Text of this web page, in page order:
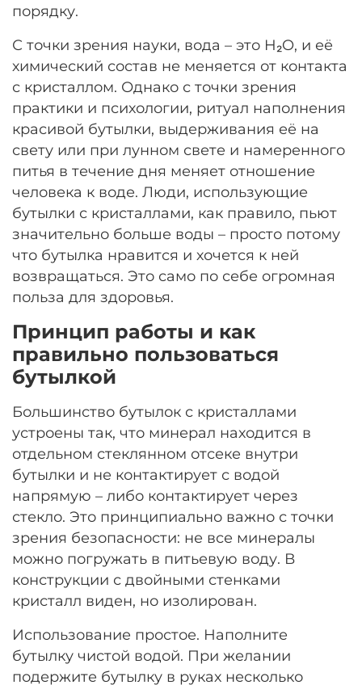
порядку.
С точки зрения науки, вода – это H₂O, и её
химический состав не меняется от контакта
с кристаллом. Однако с точки зрения
практики и психологии, ритуал наполнения
красивой бутылки, выдерживания её на
свету или при лунном свете и намеренного
питья в течение дня меняет отношение
человека к воде. Люди, использующие
бутылки с кристаллами, как правило, пьют
значительно больше воды – просто потому
что бутылка нравится и хочется к ней
возвращаться. Это само по себе огромная
польза для здоровья.
Принцип работы и как
правильно пользоваться
бутылкой
Большинство бутылок с кристаллами
устроены так, что минерал находится в
отдельном стеклянном отсеке внутри
бутылки и не контактирует с водой
напрямую – либо контактирует через
стекло. Это принципиально важно с точки
зрения безопасности: не все минералы
можно погружать в питьевую воду. В
конструкции с двойными стенками
кристалл виден, но изолирован.
Использование простое. Наполните
бутылку чистой водой. При желании
подержите бутылку в руках несколько